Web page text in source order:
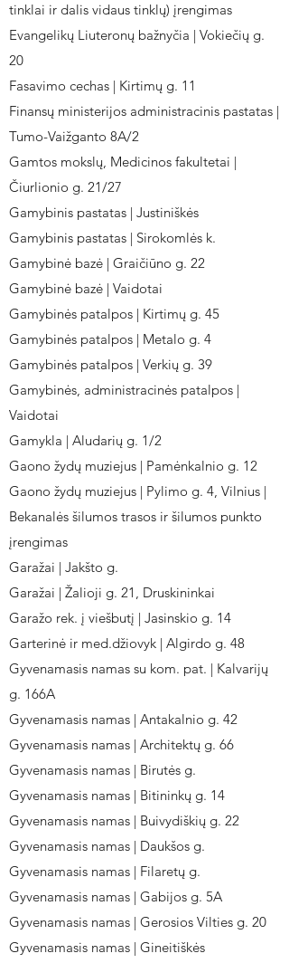
tinklai ir dalis vidaus tinklų) įrengimas
Evangelikų Liuteronų bažnyčia | Vokiečių g.
20
Fasavimo cechas | Kirtimų g. 11
Finansų ministerijos administracinis pastatas |
Tumo-Vaižganto 8A/2
Gamtos mokslų, Medicinos fakultetai |
Čiurlionio g. 21/27
Gamybinis pastatas | Justiniškės
Gamybinis pastatas | Sirokomlės k.
Gamybinė bazė | Graičiūno g. 22
Gamybinė bazė | Vaidotai
Gamybinės patalpos | Kirtimų g. 45
Gamybinės patalpos | Metalo g. 4
Gamybinės patalpos | Verkių g. 39
Gamybinės, administracinės patalpos |
Vaidotai
Gamykla | Aludarių g. 1/2
Gaono žydų muziejus | Pamėnkalnio g. 12
Gaono žydų muziejus | Pylimo g. 4, Vilnius |
Bekanalės šilumos trasos ir šilumos punkto
įrengimas
Garažai | Jakšto g.
Garažai | Žalioji g. 21, Druskininkai
Garažo rek. į viešbutį | Jasinskio g. 14
Garterinė ir med.džiovyk | Algirdo g. 48
Gyvenamasis namas su kom. pat. | Kalvarijų
g. 166A
Gyvenamasis namas | Antakalnio g. 42
Gyvenamasis namas | Architektų g. 66
Gyvenamasis namas | Birutės g.
Gyvenamasis namas | Bitininkų g. 14
Gyvenamasis namas | Buivydiškių g. 22
Gyvenamasis namas | Daukšos g.
Gyvenamasis namas | Filaretų g.
Gyvenamasis namas | Gabijos g. 5A
Gyvenamasis namas | Gerosios Vilties g. 20
Gyvenamasis namas | Gineitiškės